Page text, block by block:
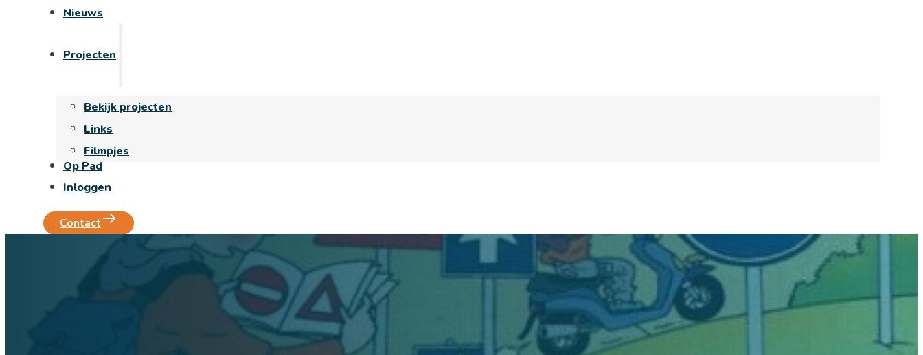
Nieuws
Projecten
Bekijk projecten
Links
Filmpjes
Op Pad
Inloggen
Contact